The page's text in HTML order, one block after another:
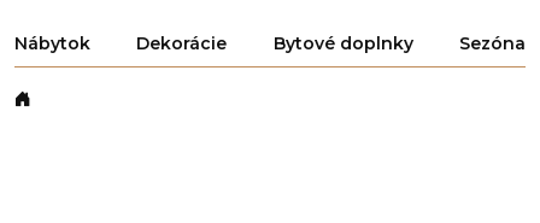
Nábytok Dekorácie Bytové doplnky Sezóna